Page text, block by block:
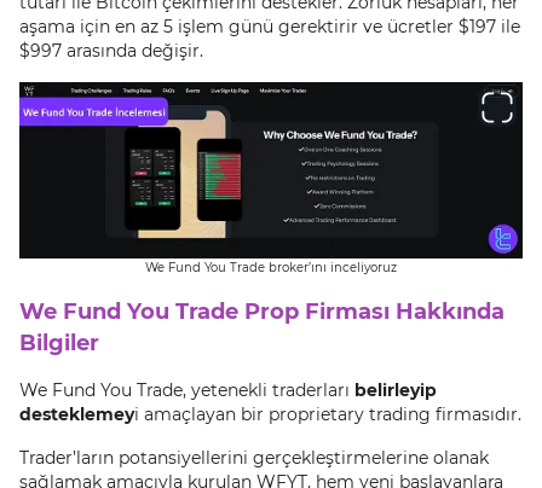
aşama için en az 5 işlem günü gerektirir ve ücretler $197 ile
$997 arasında değişir.
We Fund You Trade broker’ını inceliyoruz
We Fund You Trade Prop Firması Hakkında
Bilgiler
We Fund You Trade, yetenekli traderları belirleyip
desteklemeyi amaçlayan bir proprietary trading firmasıdır.
Trader’ların potansiyellerini gerçekleştirmelerine olanak
sağlamak amacıyla kurulan WFYT, hem yeni başlayanlara